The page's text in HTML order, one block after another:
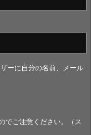
ーに自分の名前、メール
でご注意ください。（ス